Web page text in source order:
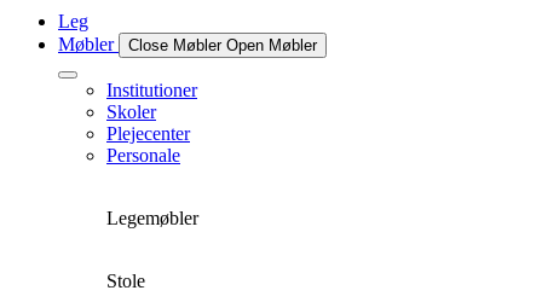
Leg
Møbler
Close Møbler Open Møbler
Institutioner
Skoler
Plejecenter
Personale
Legemøbler
Stole